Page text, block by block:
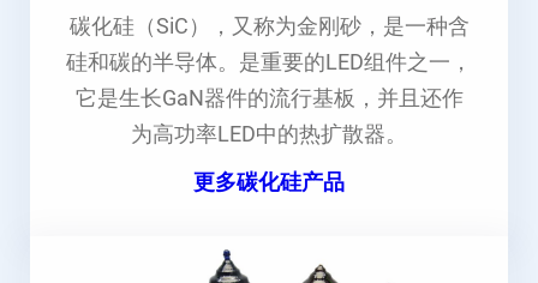
碳化硅（SiC），又称为金刚砂，是一种含
硅和碳的半导体。是重要的LED组件之一，
它是生长GaN器件的流行基板，并且还作
为高功率LED中的热扩散器。
更多碳化硅产品